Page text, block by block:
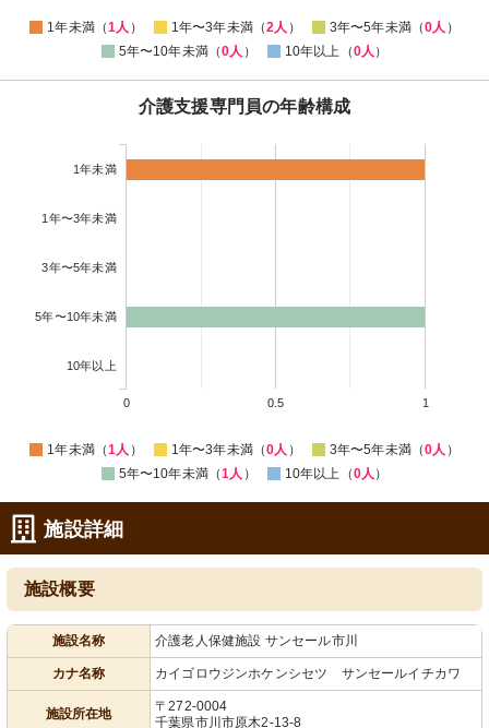
1年未満（1人 ） 1年〜3年未満（2人 ） 3年〜5年未満（0人 ）
5年〜10年未満（0人 ） 10年以上（0人 ）
介護支援専門員の年齢構成
1年未満
1年〜3年未満
3年〜5年未満
5年〜10年未満
10年以上
0 0.5 1
1年未満（1人 ） 1年〜3年未満（0人 ） 3年〜5年未満（0人 ）
5年〜10年未満（1人 ） 10年以上（0人 ）
施設詳細
施設概要
施設名称 介護老人保健施設 サンセール市川
カナ名称 カイゴロウジンホケンシセツ サンセールイチカワ
施設所在地
〒272-0004
千葉県市川市原木2-13-8